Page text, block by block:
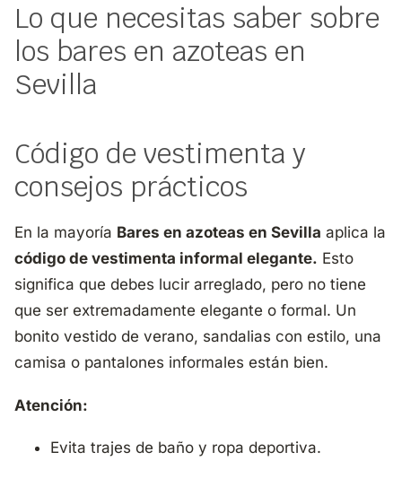
Lo que necesitas saber sobre
los bares en azoteas en
Sevilla
Código de vestimenta y
consejos prácticos
En la mayoría Bares en azoteas en Sevilla aplica la
código de vestimenta informal elegante. Esto
significa que debes lucir arreglado, pero no tiene
que ser extremadamente elegante o formal. Un
bonito vestido de verano, sandalias con estilo, una
camisa o pantalones informales están bien.
Atención:
Evita trajes de baño y ropa deportiva.